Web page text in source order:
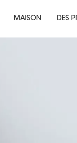
MAISON DES